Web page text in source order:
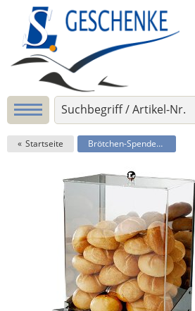
Startseite Brötchen-Spender -Inox-